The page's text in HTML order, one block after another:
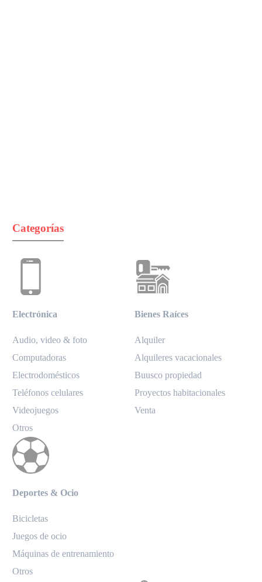
Categorías
Electrónica
Audio, video & foto
Computadoras
Electrodomésticos
Teléfonos celulares
Videojuegos
Otros
Bienes Raíces
Alquiler
Alquileres vacacionales
Buusco propiedad
Proyectos habitacionales
Venta
Deportes & Ocio
Bicicletas
Juegos de ocio
Máquinas de entrenamiento
Otros